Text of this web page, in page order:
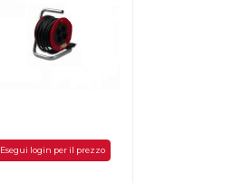
Esegui login per il prezzo